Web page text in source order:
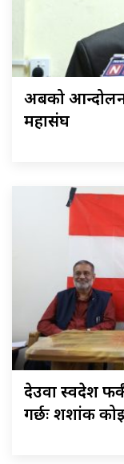
अबको आन्दोलन
महासंघ
देउवा स्वदेश
गर्छः शशांक